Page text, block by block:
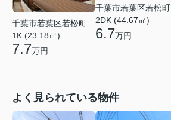
千葉市若葉区若松町
1K (23.18㎡)
7.7万円
千葉市若葉区若松町
2DK (44.67㎡)
6.7万円
よく見られている物件